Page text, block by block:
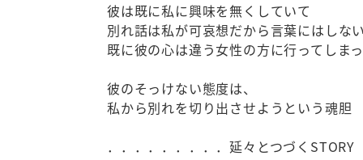
彼は既に私に興味を無くしていて
別れ話は私が可哀想だから言葉にはしな
既に彼の心は違う女性の方に行ってしまっ
彼のそっけない態度は、
私から別れを切り出させようという魂胆
．．．．．．．．．延々とつづくSTORY